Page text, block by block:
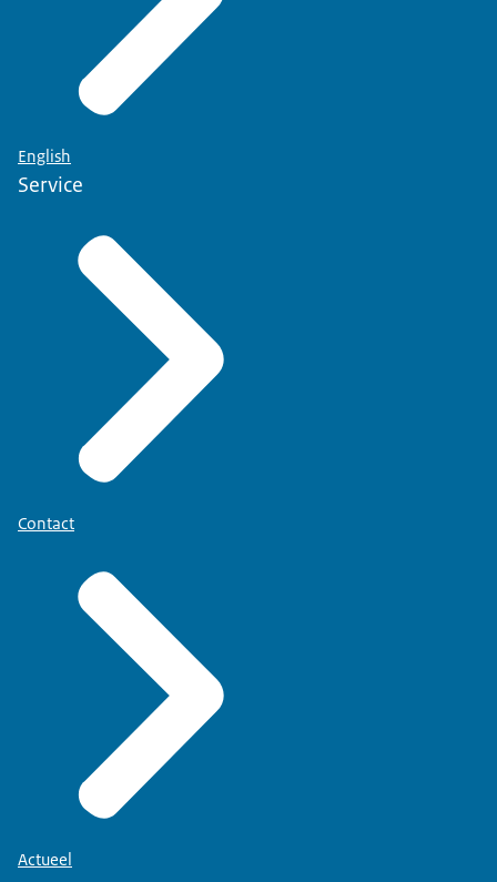
English
Service
Contact
Actueel